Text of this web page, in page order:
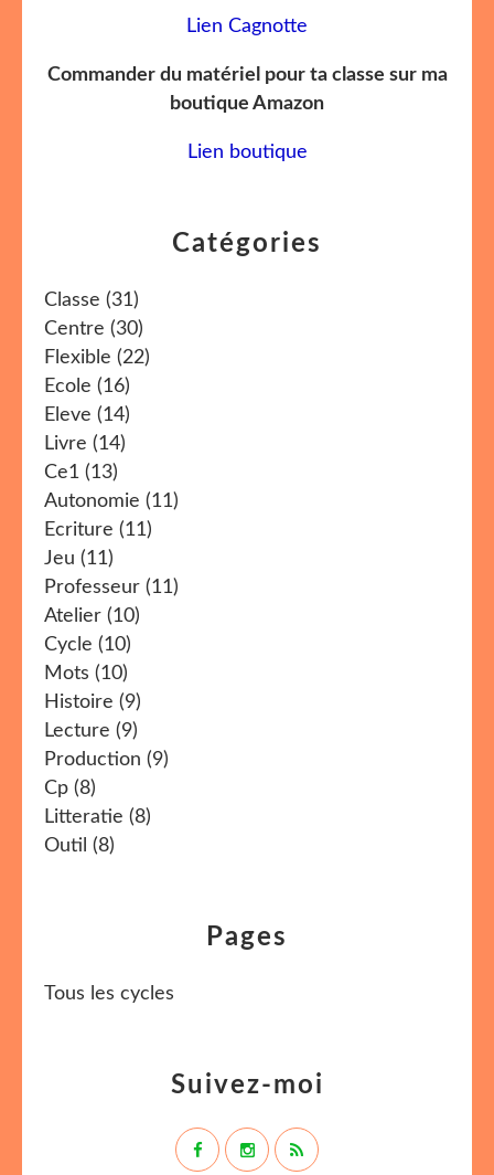
Catégories
Classe (31)
Centre (30)
Flexible (22)
Ecole (16)
Eleve (14)
Livre (14)
Ce1 (13)
Autonomie (11)
Ecriture (11)
Jeu (11)
Professeur (11)
Atelier (10)
Cycle (10)
Mots (10)
Histoire (9)
Lecture (9)
Production (9)
Cp (8)
Litteratie (8)
Outil (8)
Pages
Tous les cycles
Suivez-moi
Lien Cagnotte
Commander du matériel pour ta classe sur ma
boutique Amazon
Lien boutique